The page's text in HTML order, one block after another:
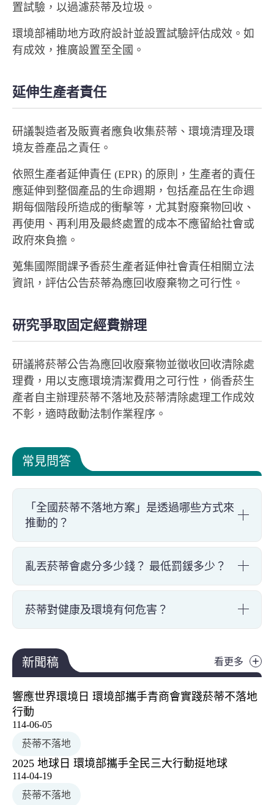
置試驗，以過濾菸蒂及垃圾。
環境部補助地方政府設計並設置試驗評估成效。如
有成效，推廣設置至全國。
延伸生產者責任
研議製造者及販賣者應負收集菸蒂、環境清理及環
境友善產品之責任。
依照生產者延伸責任 (EPR) 的原則，生產者的責任
應延伸到整個產品的生命週期，包括產品在生命週
期每個階段所造成的衝擊等，尤其對廢棄物回收、
再使用、再利用及最終處置的成本不應留給社會或
政府來負擔。
蒐集國際間課予香菸生產者延伸社會責任相關立法
資訊，評估公告菸蒂為應回收廢棄物之可行性。
研究爭取固定經費辦理
研議將菸蒂公告為應回收廢棄物並徵收回收清除處
理費，用以支應環境清潔費用之可行性，倘香菸生
產者自主辦理菸蒂不落地及菸蒂清除處理工作成效
不彰，適時啟動法制作業程序。
常見問答
「全國菸蒂不落地方案」是透過哪些方式來
推動的？
亂丟菸蒂會處分多少錢？ 最低罰鍰多少？
菸蒂對健康及環境有何危害？
新聞稿 看更多 新聞
響應世界環境日 環境部攜手青商會實踐菸蒂不落地
行動
114-06-05
菸蒂不落地
2025 地球日 環境部攜手全民三大行動挺地球
114-04-19
菸蒂不落地